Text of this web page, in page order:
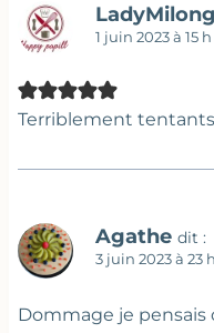
1 juin 2023 à 15
Terriblement
Agathe dit :
3 juin 2023 à 23
Dommage je pensais